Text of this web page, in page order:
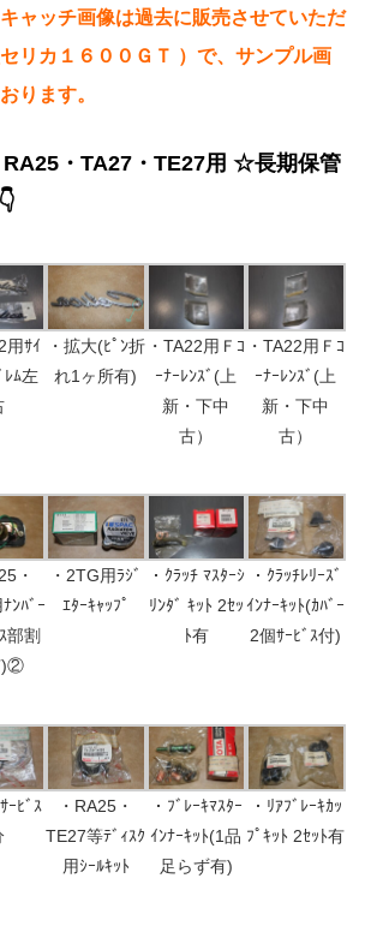
ャッチ画像は過去に販売させていただ
リカ１６００ＧＴ ）で、サンプル画
ります。
・TA27・TE27用 ☆長期保管
用ｻｲ
ﾚﾑ左
・拡大(ﾋﾟﾝ折
れ1ヶ所有)
・TA22用Ｆｺ
ｰﾅｰﾚﾝｽﾞ(上
新・下中
古）
・TA22用Ｆｺ
ｰﾅｰﾚﾝｽﾞ(上
新・下中
古）
・
ﾝﾊﾞｰ
部割
)②
・2TG用ﾗｼﾞ
ｴﾀｰｷｬｯﾌﾟ
・ｸﾗｯﾁ ﾏｽﾀｰｼ
ﾘﾝﾀﾞ ｷｯﾄ 2ｾｯ
ﾄ有
・ｸﾗｯﾁﾚﾘｰｽﾞ
ｲﾝﾅｰｷｯﾄ(ｶﾊﾞｰ
2個ｻｰﾋﾞｽ付)
ｰﾋﾞｽ
・RA25・
TE27等ﾃﾞｨｽｸ
用ｼｰﾙｷｯﾄ
・ﾌﾞﾚｰｷﾏｽﾀｰ
ｲﾝﾅｰｷｯﾄ(1品
足らず有)
・ﾘｱﾌﾞﾚｰｷｶｯ
ﾌﾟｷｯﾄ 2ｾｯﾄ有